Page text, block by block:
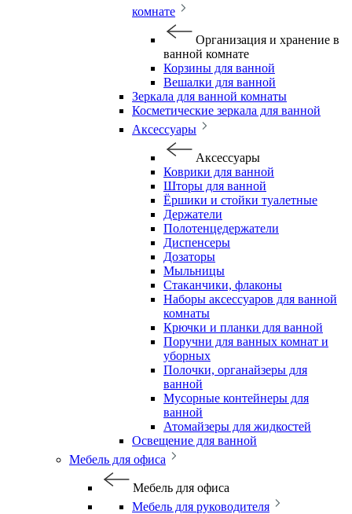
комнате
Организация и хранение в
ванной комнате
Корзины для ванной
Вешалки для ванной
Зеркала для ванной комнаты
Косметические зеркала для ванной
Аксессуары
Аксессуары
Коврики для ванной
Шторы для ванной
Ёршики и стойки туалетные
Держатели
Полотенцедержатели
Диспенсеры
Дозаторы
Мыльницы
Стаканчики, флаконы
Наборы аксессуаров для ванной
комнаты
Крючки и планки для ванной
Поручни для ванных комнат и
уборных
Полочки, органайзеры для
ванной
Мусорные контейнеры для
ванной
Атомайзеры для жидкостей
Освещение для ванной
Мебель для офиса
Мебель для офиса
Мебель для руководителя